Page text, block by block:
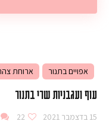
אפויים בתנור ארוחת
עוף ועגבניות שרי בתנור
15 בדצמבר 2021 22